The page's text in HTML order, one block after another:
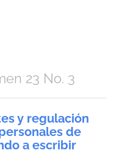
23 No. 3
y regulación
de
a escribir